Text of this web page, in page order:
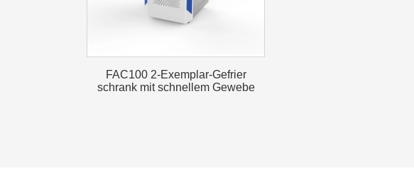
FAC100 2-Exemplar-Gefrier
schrank mit schnellem Gewebe